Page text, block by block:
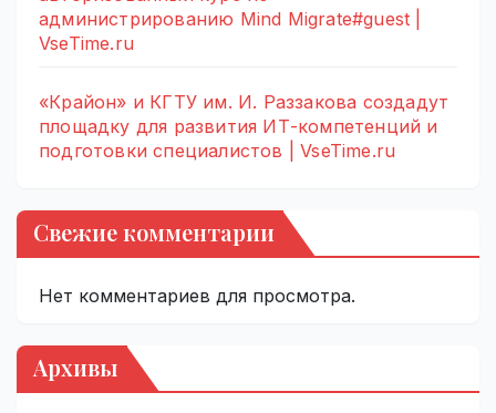
администрированию Mind Migrate#guest |
VseTime.ru
«Крайон» и КГТУ им. И. Раззакова создадут
площадку для развития ИТ-компетенций и
подготовки специалистов | VseTime.ru
Свежие комментарии
Нет комментариев для просмотра.
Архивы